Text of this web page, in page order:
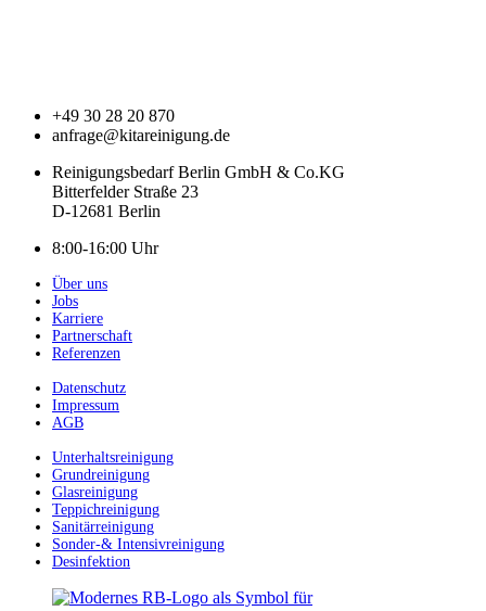
+49 30 28 20 870
anfrage@kitareinigung.de
Reinigungsbedarf Berlin GmbH & Co.KG
Bitterfelder Straße 23
D-12681 Berlin
8:00-16:00 Uhr
Über uns
Jobs
Karriere
Partnerschaft
Referenzen
Datenschutz
Impressum
AGB
Unterhaltsreinigung
Grundreinigung
Glasreinigung
Teppichreinigung
Sanitärreinigung
Sonder-& Intensivreinigung
Desinfektion